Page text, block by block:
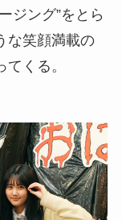
ジング”をとら
な笑顔満載の
くる。